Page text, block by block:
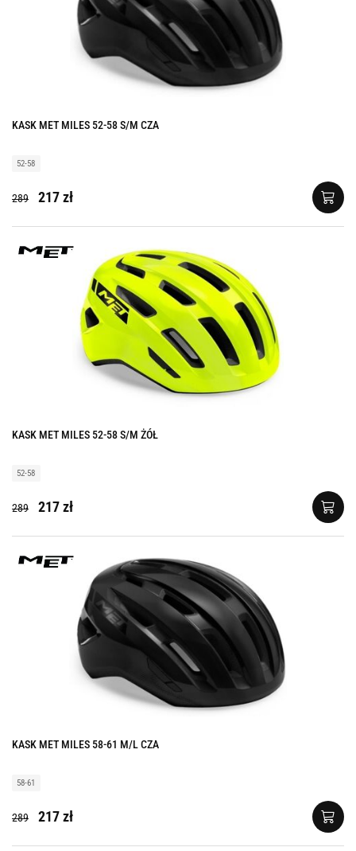
KASK MET MILES 52-58 S/M CZA
52-58
289 217 zł
KASK MET MILES 52-58 S/M ŻÓŁ
52-58
289 217 zł
KASK MET MILES 58-61 M/L CZA
58-61
289 217 zł